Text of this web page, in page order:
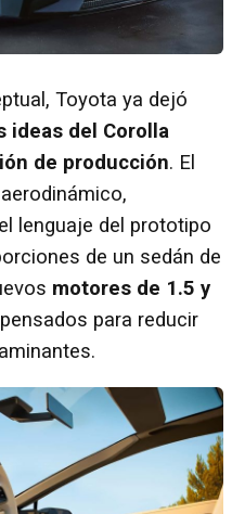
Toyota ya dejó
ideas del Corolla
de producción. El
lenguaje del prototipo
de un sedán de
motores de 1.5 y
para reducir